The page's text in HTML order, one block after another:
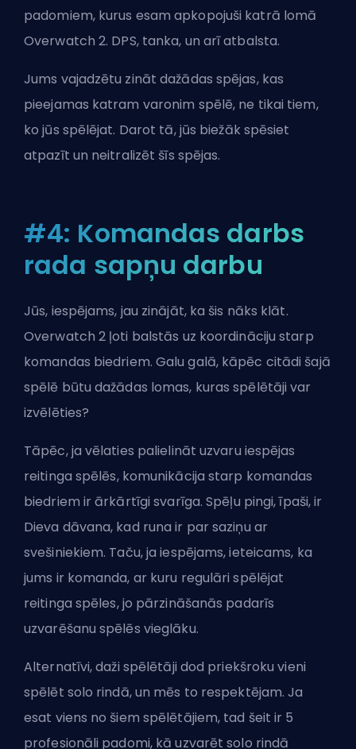
padomiem, kurus esam apkopojuši katrā lomā
Overwatch 2. DPS, tanka, un arīatbalsta.
Jums vajadzētu zināt dažādas spējas, kas
pieejamas katram varonim spēlē, ne tikai tiem,
ko jūs spēlējat. Darot tā, jūs biežāk spēsiet
atpazīt un neitralizēt šīs spējas.
#4: Komandas darbs
rada sapņu darbu
Jūs, iespējams, jau zinājāt, ka šis nāks klāt.
Overwatch 2 ļoti balstās uz koordināciju starp
komandas biedriem. Galu galā, kāpēc citādi šajā
spēlē būtu dažādas lomas, kuras spēlētāji var
izvēlēties?
Tāpēc, ja vēlaties palielināt uzvaru iespējas
reitinga spēlēs, komunikācija starp komandas
biedriem ir ārkārtīgi svarīga. Spēļu pingi, īpaši, ir
Dieva dāvana, kad runa ir par saziņu ar
svešiniekiem. Taču, ja iespējams, ieteicams, ka
jums ir komanda, ar kuru regulāri spēlējat
reitinga spēles, jo pārzināšanās padarīs
uzvarēšanu spēlēs vieglāku.
Alternatīvi, daži spēlētāji dod priekšroku vieni
spēlēt solo rindā, un mēs to respektējam. Ja
esat viens no šiem spēlētājiem, tad šeit ir 5
profesionāli padomi, kā uzvarēt solo rindā